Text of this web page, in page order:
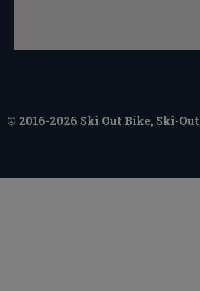
© 2016-2026 Ski Out Bike, Ski-